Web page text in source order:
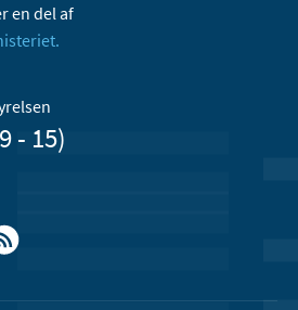
en del af
- 15)